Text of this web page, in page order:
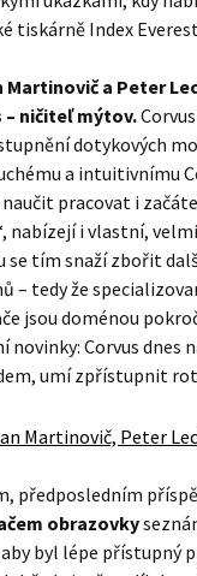
tiskárně Index
Martinovič a Peter
– ničiteľ mýtov.
dotykových
a intuitivnímu
naučit pracovat i
nabízejí i vlastní,
se tím snaží zbořit
– tedy že
jsou doménou
novinky: Corvus dnes
umí zpřístupnit
předposledním
obrazovky
byl lépe přístupný